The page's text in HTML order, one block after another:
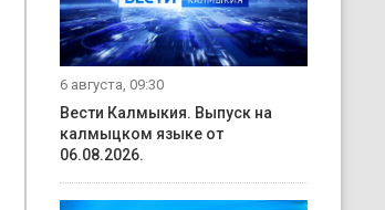
6 августа, 09:30
Вести Калмыкия. Выпуск на
калмыцком языке от
06.08.2026.